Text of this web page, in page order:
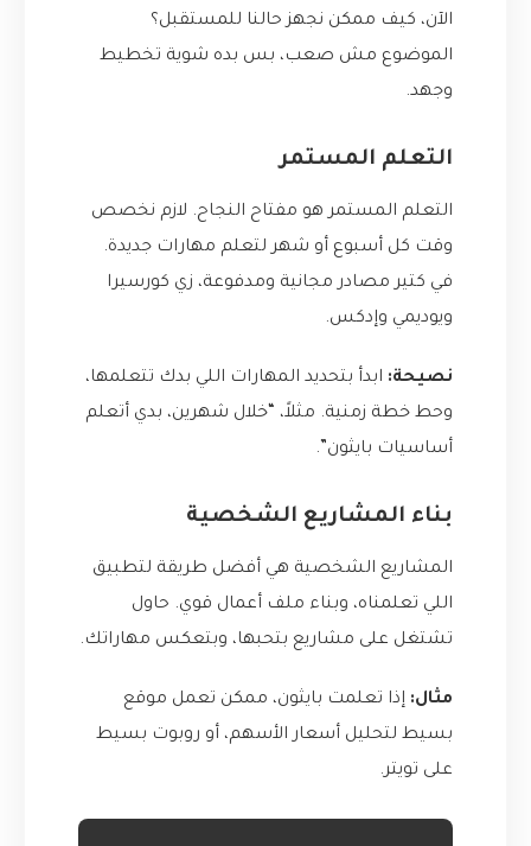
الآن، كيف ممكن نجهز حالنا للمستقبل؟
الموضوع مش صعب، بس بده شوية تخطيط
وجهد.
التعلم المستمر
التعلم المستمر هو مفتاح النجاح. لازم نخصص
وقت كل أسبوع أو شهر لتعلم مهارات جديدة.
في كتير مصادر مجانية ومدفوعة، زي كورسيرا
ويوديمي وإدكس.
نصيحة: ابدأ بتحديد المهارات اللي بدك تتعلمها،
وحط خطة زمنية. مثلاً، “خلال شهرين، بدي أتعلم
أساسيات بايثون”.
بناء المشاريع الشخصية
المشاريع الشخصية هي أفضل طريقة لتطبيق
اللي تعلمناه، وبناء ملف أعمال قوي. حاول
تشتغل على مشاريع بتحبها، وبتعكس مهاراتك.
مثال: إذا تعلمت بايثون، ممكن تعمل موقع
بسيط لتحليل أسعار الأسهم، أو روبوت بسيط
على تويتر.